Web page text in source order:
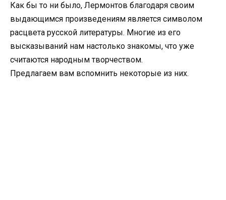
Как бы то ни было, Лермонтов благодаря своим
выдающимся произведениям является символом
расцвета русской литературы. Многие из его
высказываний нам настолько знакомы, что уже
считаются народным творчеством.
Предлагаем вам вспомнить некоторые из них.